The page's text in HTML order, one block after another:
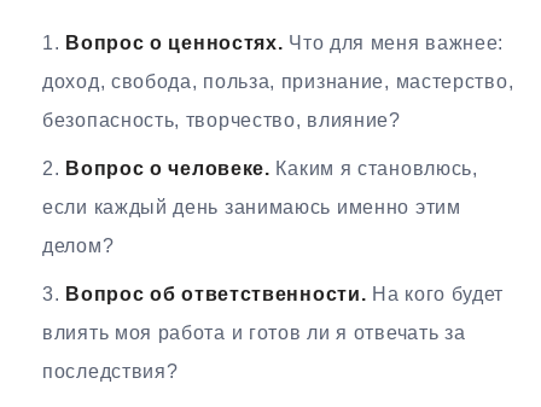
Вопрос о ценностях. Что для меня важнее:
доход, свобода, польза, признание, мастерство,
безопасность, творчество, влияние?
Вопрос о человеке. Каким я становлюсь,
если каждый день занимаюсь именно этим
делом?
Вопрос об ответственности. На кого будет
влиять моя работа и готов ли я отвечать за
последствия?